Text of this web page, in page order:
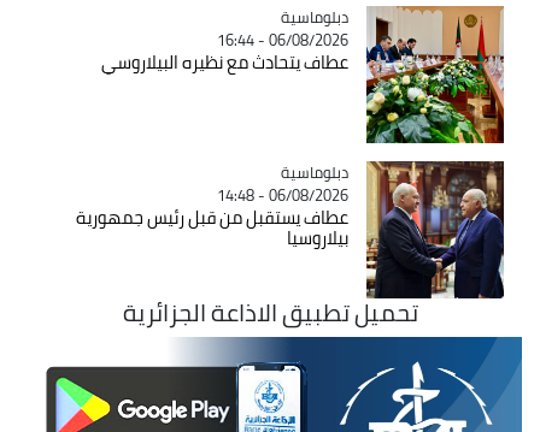
Catégorie
دبلوماسية
06/08/2026 - 16:44
عطاف يتحادث مع نظيره البيلاروسي
Catégorie
دبلوماسية
06/08/2026 - 14:48
عطاف يستقبل من قبل رئيس جمهورية
بيلاروسيا
تحميل تطبيق الاذاعة الجزائرية